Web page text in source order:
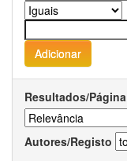
Resultados/Página
Autores/Registo